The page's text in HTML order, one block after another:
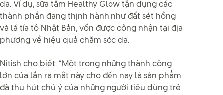
da. Ví dụ, sữa tắm Healthy Glow tận dụng các
thành phần đang thịnh hành như đất sét hồng
và lá tía tô Nhật Bản, vốn được công nhận tại địa
phương về hiệu quả chăm sóc da.
Nitish cho biết: “Một trong những thành công
lớn của lần ra mắt này cho đến nay là sản phẩm
đã thu hút chú ý của những người tiêu dùng trẻ